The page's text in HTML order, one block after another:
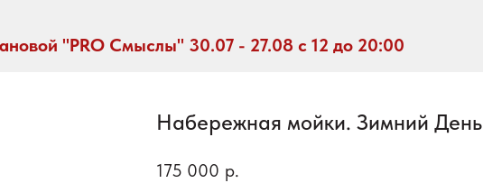
"PRO Смыслы" 30.07 - 27.08 с 12 до 20:00
Набережная мойки. Зимний День
175 000 р.